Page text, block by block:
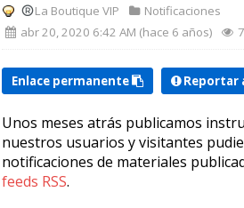
La Boutique VIP
Notificaciones
abr 20, 2020 6:42 AM (hace 6 años)
Enlace permanente Reportar
Unos meses atrás publicamos
nuestros usuarios y visitantes
notificaciones de materiales
feeds RSS.